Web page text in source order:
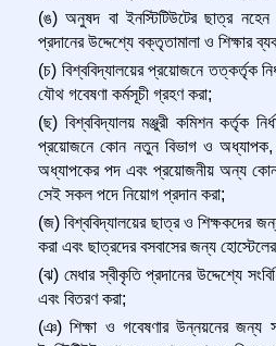
(ঙ) অনুষদ বা ইনস্টিটিউটের ছাত্র নহেন
প্রদানের উদ্দেশ্যে বক্তৃতামালা ও শিক্ষার
(চ) বিশ্ববিদ্যালয়ের প্রয়োজনে তত্কর্তৃক
যৌথ গবেষণা কর্মসূচী গ্রহণ করা;
(ছ) বিশ্ববিদ্যালয় মঞ্জুরী কমিশন কর্তৃক
প্রয়োজনে কোন নতুন বিভাগ ও অধ্যাপক,
অধ্যাপকের পদ এবং প্রয়োজনীয় অন্য কোন
সেই সকল পদে নিয়োগ প্রদান করা;
(জ) বিশ্ববিদ্যালয়ের ছাত্র ও শিক্ষকদের
করা এবং ছাত্রদের বসবাসের জন্য
(ঝ) মেধার স্বীকৃতি প্রদানের উদ্দেশ্যে
এবং বিতরণ করা;
(ঞ) শিক্ষা ও গবেষণার উন্নয়নের জন্য